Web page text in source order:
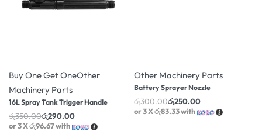
Buy One Get OneOther
Machinery Parts
16L Spray Tank Trigger Handle
රු350.00රු290.00
or 3 Xරු96.67with
Other Machinery Parts
Battery Sprayer Nozzle
රු300.00රු250.00
or 3 Xරු83.33with